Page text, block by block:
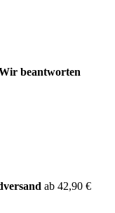
beantworten
ab 42,90 €